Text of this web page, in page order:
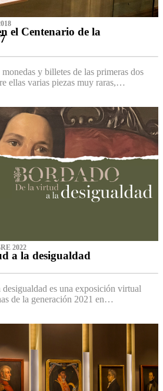
el Centenario de la
y billetes de las primeras dos
ellas varias piezas muy raras,…
2022
a la desigualdad
es una exposición virtual
de la generación 2021 en…